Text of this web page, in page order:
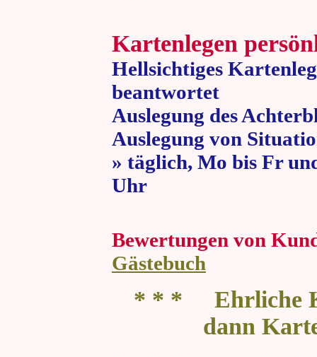
Kartenlegen
Hellsichtiges
beantwortet
Auslegung des
Auslegung von
» täglich, Mo bis Fr
Uhr » 80
Bewertungen von
Gästebuch
* * * Ehrliche
dann